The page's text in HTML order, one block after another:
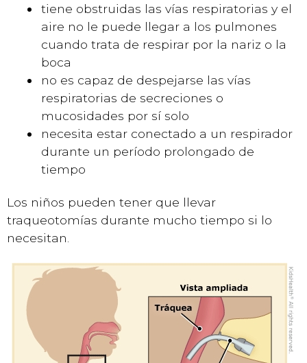
tiene obstruidas las vías respiratorias y el
aire no le puede llegar a los pulmones
cuando trata de respirar por la nariz o la
boca
no es capaz de despejarse las vías
respiratorias de secreciones o
mucosidades por sí solo
necesita estar conectado a un respirador
durante un período prolongado de
tiempo
Los niños pueden tener que llevar
traqueotomías durante mucho tiempo si lo
necesitan.